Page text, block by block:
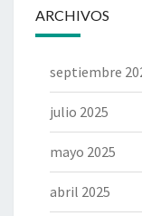
ARCHIVOS
septiembre
julio 2025
mayo 2025
abril 2025